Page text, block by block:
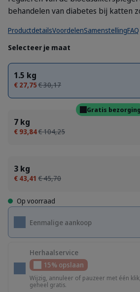
behandelen van diabetes bij katten
ProductdetailsVoordelenSamenstellingFAQ
Selecteer je maat
1.5 kg
€ 27,75€ 30,17
Gratis bezorging
7 kg
€ 93,84€ 104,25
3 kg
€ 43,41 € 45,70
Op voorraad
Eenmalige aankoop
Herhaalservice
15% opslaan
Wijzig, annuleer of pauzeer met één klik,
geheel gratis.